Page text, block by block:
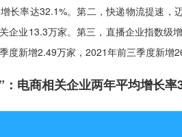
长率达32.1%。第二，快递物流提速，
业13.3万家。第三，直播企业指数级
新增2.49万家，2021年前三季度新增
电商相关企业两年平均增长率